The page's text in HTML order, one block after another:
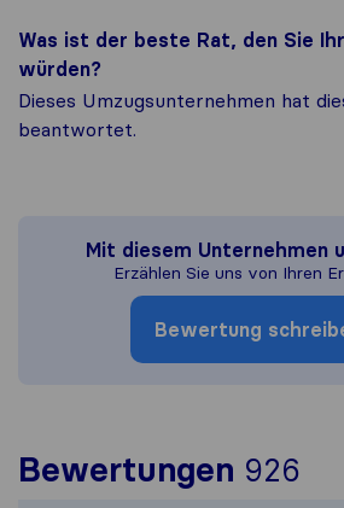
Was ist der beste Rat, den Sie
würden?
Dieses Umzugsunternehmen hat
beantwortet.
Mit diesem Unternehmen
Erzählen Sie uns von Ihren
Bewertung
Bewertungen 926